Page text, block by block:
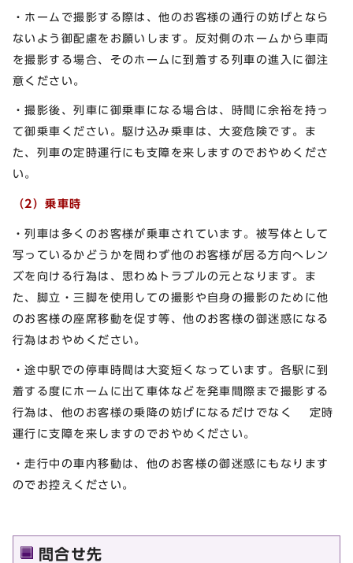
・ホームで撮影する際は、他のお客様の通行の妨げとなら
ないよう御配慮をお願いします。反対側のホームから車両
を撮影する場合、そのホームに到着する列車の進入に御注
意ください。
・撮影後、列車に御乗車になる場合は、時間に余裕を持っ
て御乗車ください。駆け込み乗車は、大変危険です。ま
た、列車の定時運行にも支障を来しますのでおやめくださ
い。
（2）乗車時
・列車は多くのお客様が乗車されています。被写体として
写っているかどうかを問わず他のお客様が居る方向へレン
ズを向ける行為は、思わぬトラブルの元となります。ま
た、脚立・三脚を使用しての撮影や自身の撮影のために他
のお客様の座席移動を促す等、他のお客様の御迷惑になる
行為はおやめください。
・途中駅での停車時間は大変短くなっています。各駅に到
着する度にホームに出て車体などを発車間際まで撮影する
行為は、他のお客様の乗降の妨げになるだけでなく 定時
運行に支障を来しますのでおやめください。
・走行中の車内移動は、他のお客様の御迷惑にもなります
のでお控えください。
問合せ先